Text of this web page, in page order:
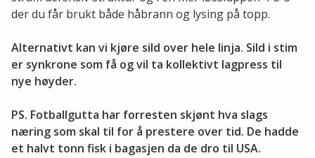
der du får brukt både håbrann og lysing på topp.
Alternativt kan vi kjøre sild over hele linja. Sild i stim
er synkrone som få og vil ta kollektivt lagpress til
nye høyder.
PS. Fotballgutta har forresten skjønt hva slags
næring som skal til for å prestere over tid. De hadde
et halvt tonn fisk i bagasjen da de dro til USA.